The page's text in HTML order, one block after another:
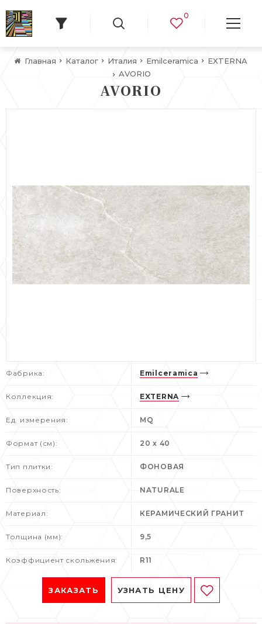
0
Главная Каталог Италия Emilceramica
EXTERNA
AVORIO
AVORIO
Фабрика: Emilceramica
Коллекция: EXTERNA
Ед. измерения: MQ
Формат (см): 20 x 40
Тип плитки: ФОНОВАЯ
Поверхность: NATURALE
Материал: КЕРАМИЧЕСКИЙ ГРАНИТ
Толщина (мм): 9,5
Коэффициент скольжения: R11
ЗАКАЗАТЬ УЗНАТЬ ЦЕНУ